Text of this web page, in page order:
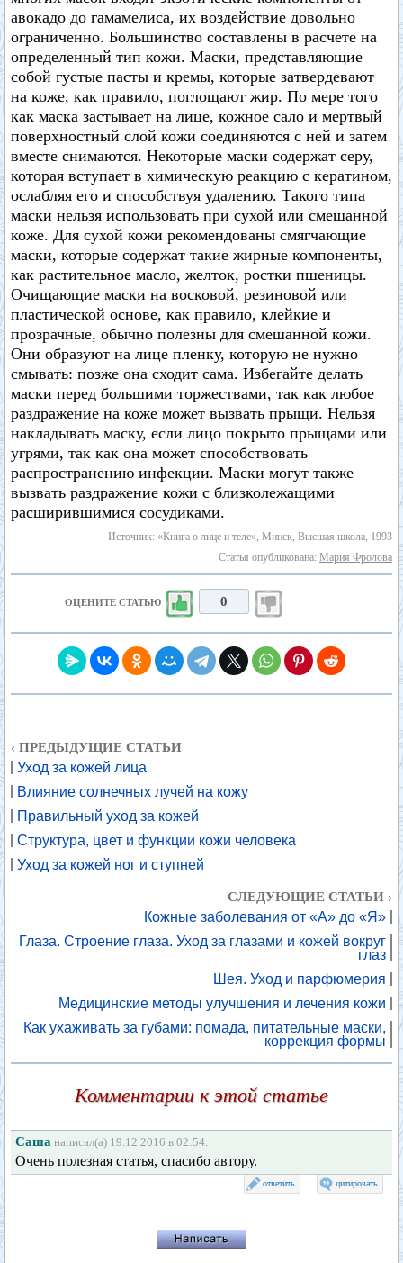
авокадо до гамамелиса, их воздействие довольно
ограниченно. Большинство составлены в расчете на
определенный тип кожи. Маски, представляющие
собой густые пасты и кремы, которые затвердевают
на коже, как правило, поглощают жир. По мере того
как маска застывает на лице, кожное сало и мертвый
поверхностный слой кожи соединяются с ней и затем
вместе снимаются. Некоторые маски содержат серу,
которая вступает в химическую реакцию с кератином,
ослабляя его и способствуя удалению. Такого типа
маски нельзя использовать при сухой или смешанной
коже. Для сухой кожи рекомендованы смягчающие
маски, которые содержат такие жирные компоненты,
как растительное масло, желток, ростки пшеницы.
Очищающие маски на восковой, резиновой или
пластической основе, как правило, клейкие и
прозрачные, обычно полезны для смешанной кожи.
Они образуют на лице пленку, которую не нужно
смывать: позже она сходит сама. Избегайте делать
маски перед большими торжествами, так как любое
раздражение на коже может вызвать прыщи. Нельзя
накладывать маску, если лицо покрыто прыщами или
угрями, так как она может способствовать
распространению инфекции. Маски могут также
вызвать раздражение кожи с близколежащими
расширившимися сосудиками.
Источник: «Книга о лице и теле», Минск, Высшая школа, 1993
Статья опубликована: Мария Фролова
ОЦЕНИТЕ СТАТЬЮ 0
‹ ПРЕДЫДУЩИЕ СТАТЬИ
Уход за кожей лица
Влияние солнечных лучей на кожу
Правильный уход за кожей
Структура, цвет и функции кожи человека
Уход за кожей ног и ступней
СЛЕДУЮЩИЕ СТАТЬИ ›
Кожные заболевания от «А» до «Я»
Глаза. Строение глаза. Уход за глазами и кожей вокруг
глаз
Шея. Уход и парфюмерия
Медицинские методы улучшения и лечения кожи
Как ухаживать за губами: помада, питательные маски,
коррекция формы
Комментарии к этой статье
Саша написал(а) 19.12.2016 в 02:54:
Очень полезная статья, спасибо автору.
ответить цитировать